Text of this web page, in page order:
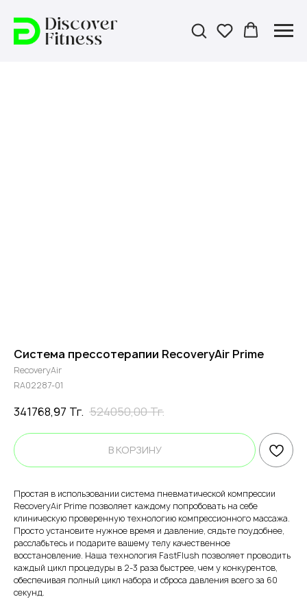
Система прессотерапии RecoveryAir Prime
RecoveryAir
RA02287-01
341768,97 Тг. 524050,00Тг.
В КОРЗИНУ
Простая в использовании система пневматической компрессии
RecoveryAir Prime позволяет каждому попробовать на себе
клиническую проверенную технологию компрессионного массажа.
Просто установите нужное время и давление, сядьте поудобнее,
расслабьтесь и подарите вашему телу качественное
восстановление. Наша технология FastFlush позволяет проводить
каждый цикл процедуры в 2-3 раза быстрее, чем у конкурентов,
обеспечивая полный цикл набора и сброса давления всего за 60
секунд.